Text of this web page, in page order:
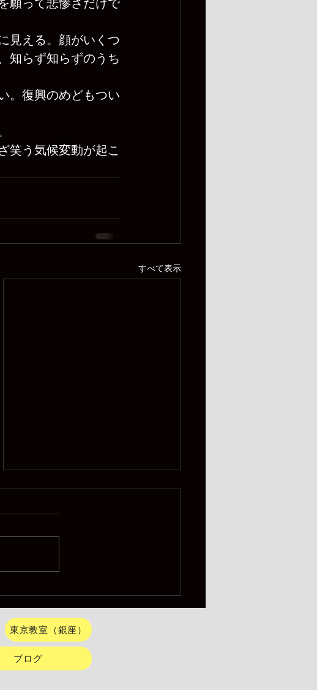
願って悲惨さだけで
見える。顔がいくつ
知らず知らずのうち
。復興のめどもつい
笑う気候変動が起こ
すべて表示
Private Suiboku-ga Painting
Lesson in Frank Lloyd Wright-
東京教室（銀座）
ブログ